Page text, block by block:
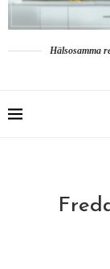
Hälsosamma